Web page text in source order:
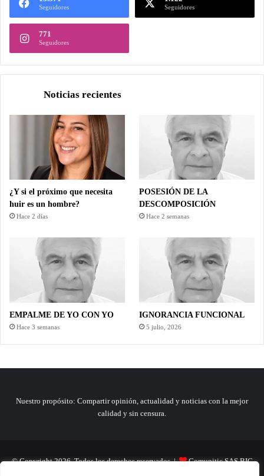
Seguidores Seguidores
771
Seguidores
Noticias recientes
¿Y si el próximo que necesita
huir es un hombre?
Hace 2 días
POSESIÓN DE LA
DESCOMPOSICIÓN
Hace 2 semanas
EMPALME DE YO CON YO
Hace 3 semanas
IGNORANCIA FUNCIONAL
5 julio, 2026
Nuestro propósito: Compartir opinión, actualidad y noticias con la mejor
calidad y sin censura.
© Copyright 2026, Todos los derechos reservados | Comunitic SAS BIC